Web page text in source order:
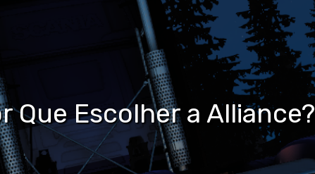
Que Escolher a Alliance?